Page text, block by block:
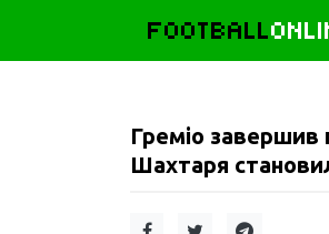
FOOTBALL
Греміо завершив
Шахтаря